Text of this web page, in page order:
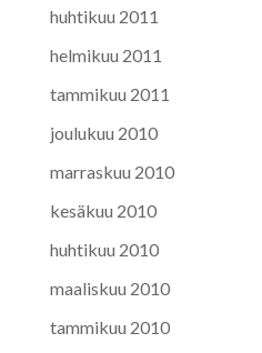
huhtikuu 2011
helmikuu 2011
tammikuu 2011
joulukuu 2010
marraskuu 2010
kesäkuu 2010
huhtikuu 2010
maaliskuu 2010
tammikuu 2010